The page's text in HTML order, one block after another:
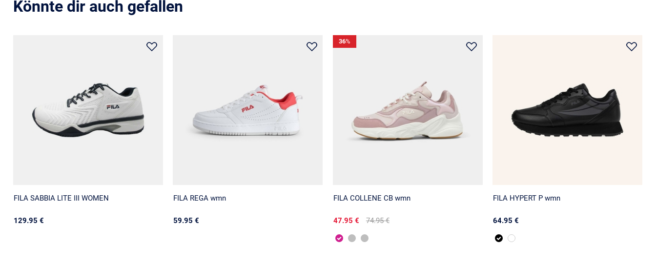
Könnte dir auch gefallen
FILA SABBIA LITE III WOMEN
129.95 €
FILA REGA wmn
59.95 €
FILA COLLENE CB wmn
47.95 € 74.95 €
36%
FILA HYPERT P wmn
64.95 €